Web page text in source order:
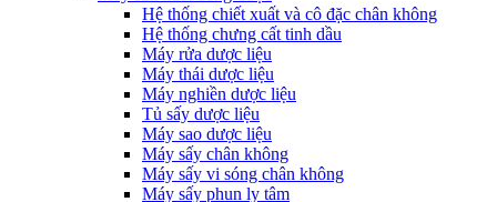
Hệ thống chiết xuất và cô đặc chân không
Hệ thống chưng cất tinh dầu
Máy rửa dược liệu
Máy thái dược liệu
Máy nghiền dược liệu
Tủ sấy dược liệu
Máy sao dược liệu
Máy sấy chân không
Máy sấy vi sóng chân không
Máy sấy phun ly tâm